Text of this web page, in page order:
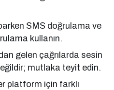
SMS doğrulama ve
kullanın.
gelen çağrılarda sesin
mutlaka teyit edin.
platform için farklı